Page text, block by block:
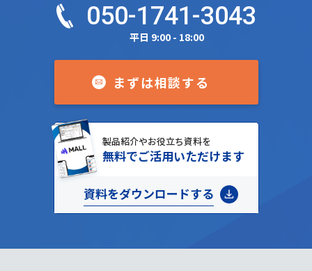
050-1741-3043
平日 9:00 - 18:00
まずは相談する
製品紹介やお役立ち資料を
無料でご活用いただけます
資料をダウンロードする